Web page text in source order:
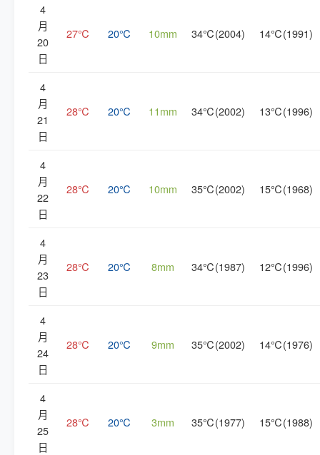
4
月
20
日
27℃ 20℃ 10mm 34℃(2004) 14℃(1991)
4
月
21
日
28℃ 20℃ 11mm 34℃(2002) 13℃(1996)
4
月
22
日
28℃ 20℃ 10mm 35℃(2002) 15℃(1968)
4
月
23
日
28℃ 20℃ 8mm 34℃(1987) 12℃(1996)
4
月
24
日
28℃ 20℃ 9mm 35℃(2002) 14℃(1976)
4
月
25
日
28℃ 20℃ 3mm 35℃(1977) 15℃(1988)